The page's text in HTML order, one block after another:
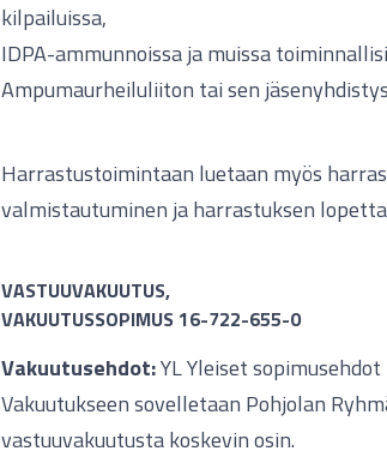
kilpailuissa,
IDPA-ammunnoissa ja muissa
Ampumaurheiluliiton tai sen
Harrastustoimintaan luetaan myös
valmistautuminen ja harrastuksen
VASTUUVAKUUTUS,
VAKUUTUSSOPIMUS 16-722-655-0
Vakuutusehdot:YL Yleiset sopimusehdot
Vakuutukseen sovelletaan Pohjolan
vastuuvakuutusta koskevin osin.